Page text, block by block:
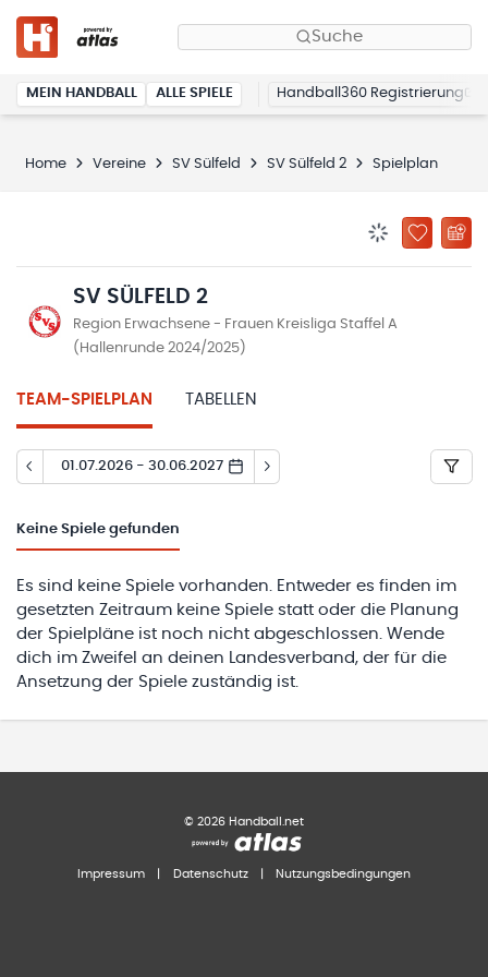
Suche
MEIN HANDBALL ALLE SPIELE Handball360 Registrierung
Home Vereine SV Sülfeld SV Sülfeld 2 Spielplan
ZU
SV SÜLFELD 2
Region Erwachsene - Frauen Kreisliga Staffel A
(Hallenrunde 2024/2025)
TEAM-SPIELPLAN TABELLEN
01.07.2026 - 30.06.2027
Keine Spiele gefunden
Es sind keine Spiele vorhanden. Entweder es finden im
gesetzten Zeitraum keine Spiele statt oder die Planung
der Spielpläne ist noch nicht abgeschlossen. Wende
dich im Zweifel an deinen Landesverband, der für die
Ansetzung der Spiele zuständig ist.
© 2026 Handball.net
Impressum Datenschutz Nutzungsbedingungen